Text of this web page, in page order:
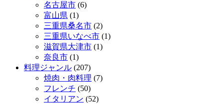
名古屋市 (6)
富山県 (1)
三重県桑名市 (2)
三重県いなべ市 (1)
滋賀県大津市 (1)
奈良市 (1)
料理ジャンル (207)
焼肉・肉料理 (7)
フレンチ (50)
イタリアン (52)